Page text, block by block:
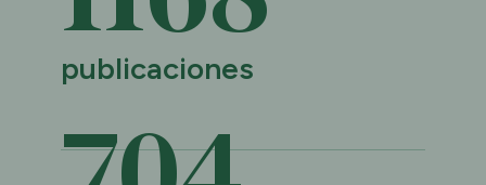
publicaciones